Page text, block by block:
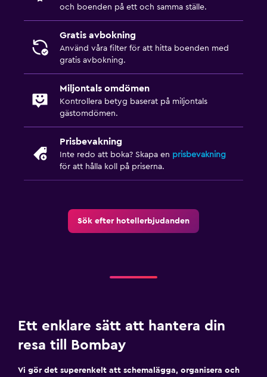
och boenden på ett och samma ställe.
Gratis avbokning
Använd våra filter för att hitta boenden med
gratis avbokning.
Miljontals omdömen
Kontrollera betyg baserat på miljontals
gästomdömen.
Prisbevakning
Inte redo att boka? Skapa en prisbevakning
för att hålla koll på priserna.
Sök efter hotellerbjudanden
Ett enklare sätt att hantera din
resa till Bombay
Vi gör det superenkelt att schemalägga, organisera och